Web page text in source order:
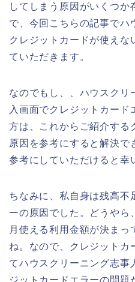
してしまう原因がいくつか
で、今回こちらの記事でハ
クレジットカードが使えな
ていただきます。
なのでもし、、ハウスクリ
入画面でクレジットカード
方は、これからご紹介する
原因を参考にすると解決で
参考にしていただけると幸
ちなみに、私自身は残高不
ーの原因でした。どうやら
月使える利用金額が決まっ
ね。なので、クレジットカ
てハウスクリーニング志事